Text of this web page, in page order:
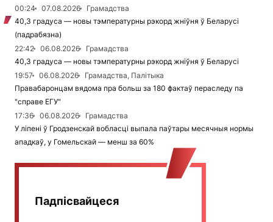
00:24 07.08.2026
Грамадства
40,3 градуса — новы тэмпературны рэкорд жніўня ў Беларусі
(падрабязна)
22:42
06.08.2026
Грамадства
40,3 градуса — новы тэмпературны рэкорд жніўня ў Беларусі
19:57
06.08.2026
Грамадства, Палітыка
Правабаронцам вядома пра больш за 180 фактаў пераследу па
"справе ЕГУ"
17:36
06.08.2026
Грамадства
У ліпені ў Гродзенскай вобласці выпала паўтары месячныя нормы
ападкаў, у Гомельскай — менш за 60%
Падпісвайцеся